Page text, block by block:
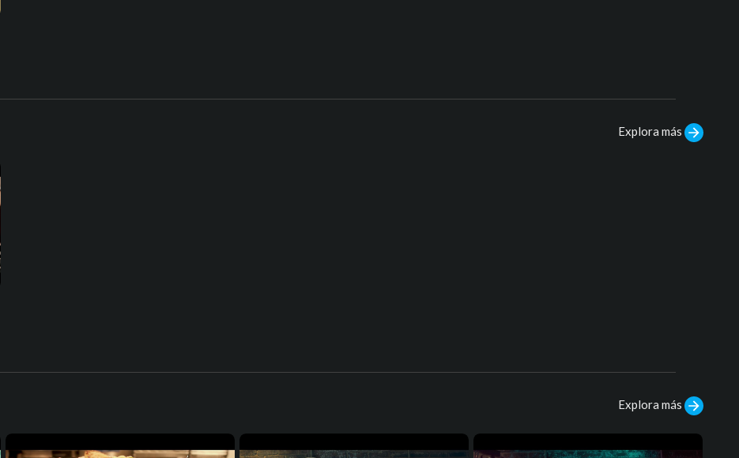
Explora más
Explora más